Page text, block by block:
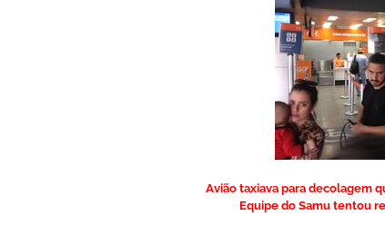
Avião taxiava para decolagem
Equipe do Samu tentou